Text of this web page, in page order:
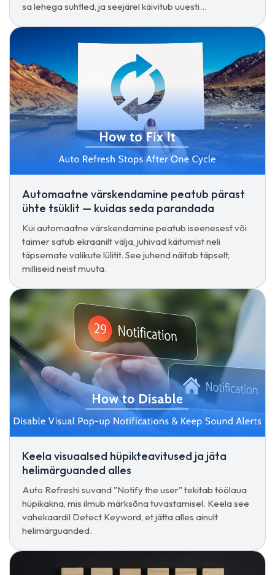
sa lehega suhtled, ja seejärel käivitub uuesti
Automaatne värskendamine peatub pärast
ühte tsüklit — kuidas seda parandada
Kui automaatne värskendamine peatub iseenesest või
taimer satub ekraanilt välja, juhivad käitumist neli
täpsemate valikute lülitit. See juhend näitab täpselt,
milliseid neist muuta.
Keela visuaalsed hüpikteavitused ja jäta
helimärguanded alles
Auto Refreshi suvand "Notify the user" tekitab töölaua
hüpikakna, mis ilmub märksõna tuvastamisel. Keela see
vahekaardil Detect Keyword, et jätta alles ainult
helimärguanded.